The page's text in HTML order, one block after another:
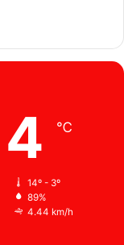
4 ℃
14º - 3º
89%
4.44 km/h